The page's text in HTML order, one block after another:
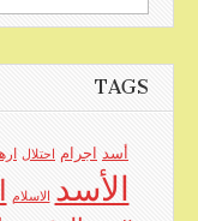
for:
TAGS
أسد اجرام احتلال
الأسد الاسلام